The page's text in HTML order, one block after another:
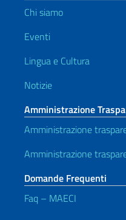
Chi siamo
Eventi
Lingua e Cultura
Notizie
Amministrazione
Amministrazione
Amministrazione
Domande Frequenti
Faq – MAECI